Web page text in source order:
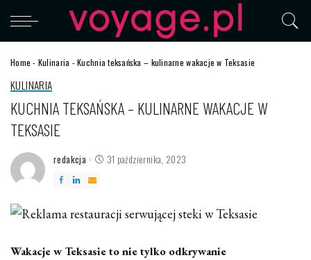
Home - Kulinaria -Kuchnia teksańska – kulinarne wakacje w Teksasie
KULINARIA
KUCHNIA TEKSAŃSKA – KULINARNE WAKACJE W
TEKSASIE
Posted
redakcja 31 października, 2023
Wakacje w Teksasie to nie tylko odkrywanie